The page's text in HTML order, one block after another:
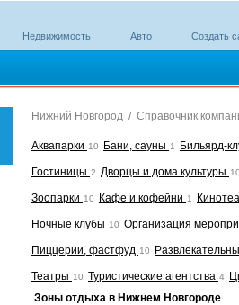
Недвижимость Авто Создать
Нижний Новгород / Справочник
Аквапарки 10 Бани, сауны 1 Бильярд-
Гостиницы 2 Дворцы и дома культуры
Зоопарки 10 Кафе и кофейни 1
Ночные клубы 10 Организация
Пиццерии, фастфуд 10
Театры 10 Туристические агентства 4
Зоны отдыха в Нижнем Новгороде